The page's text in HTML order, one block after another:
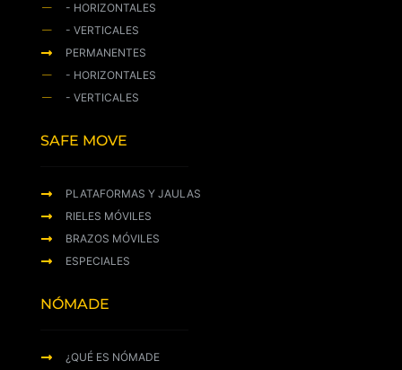
- HORIZONTALES
- VERTICALES
PERMANENTES
- HORIZONTALES
- VERTICALES
SAFE MOVE
PLATAFORMAS Y JAULAS
RIELES MÓVILES
BRAZOS MÓVILES
ESPECIALES
NÓMADE
¿QUÉ ES NÓMADE